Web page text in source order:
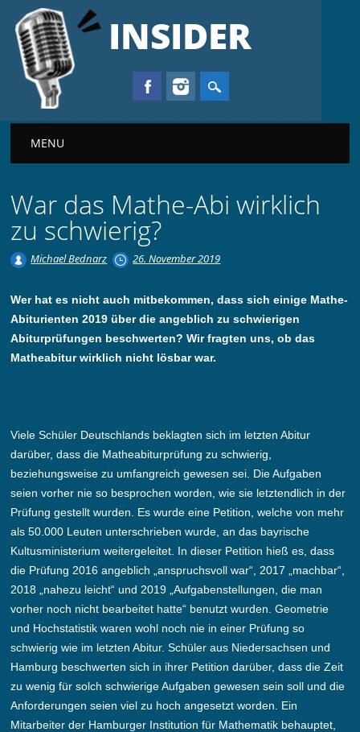
INSIDER
Main menu
MENU
War das Mathe-Abi wirklich
zu schwierig?
Michael Bednarz 26. November 2019
Wer hat es nicht auch mitbekommen, dass sich einige Mathe-
Abiturienten 2019 über die angeblich zu schwierigen
Abiturprüfungen beschwerten? Wir fragten uns, ob das
Matheabitur wirklich nicht lösbar war.
Viele Schüler Deutschlands beklagten sich im letzten Abitur
darüber, dass die Matheabiturprüfung zu schwierig,
beziehungsweise zu umfangreich gewesen sei. Die Aufgaben
seien vorher nie so besprochen worden, wie sie letztendlich in der
Prüfung gestellt wurden. Es wurde eine Petition, welche von mehr
als 50.000 Leuten unterschrieben wurde, an das bayrische
Kultusministerium weitergeleitet. In dieser Petition hieß es, dass
die Prüfung 2016 angeblich „anspruchsvoll war“, 2017 „machbar“,
2018 „nahezu leicht“ und 2019 „Aufgabenstellungen, die man
vorher noch nicht bearbeitet hatte“ benutzt wurden. Geometrie
und Hochstatistik waren wohl noch nie in einer Prüfung so
schwierig wie im letzten Abitur. Schüler aus Niedersachsen und
Hamburg beschwerten sich in ihrer Petition darüber, dass die Zeit
zu wenig für solch schwierige Aufgaben gewesen sein soll und die
Anforderungen seien viel zu hoch angesetzt worden. Ein
Mitarbeiter der Hamburger Institution für Mathematik behauptet,